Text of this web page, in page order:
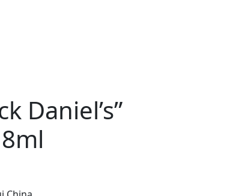
Daniel’s”